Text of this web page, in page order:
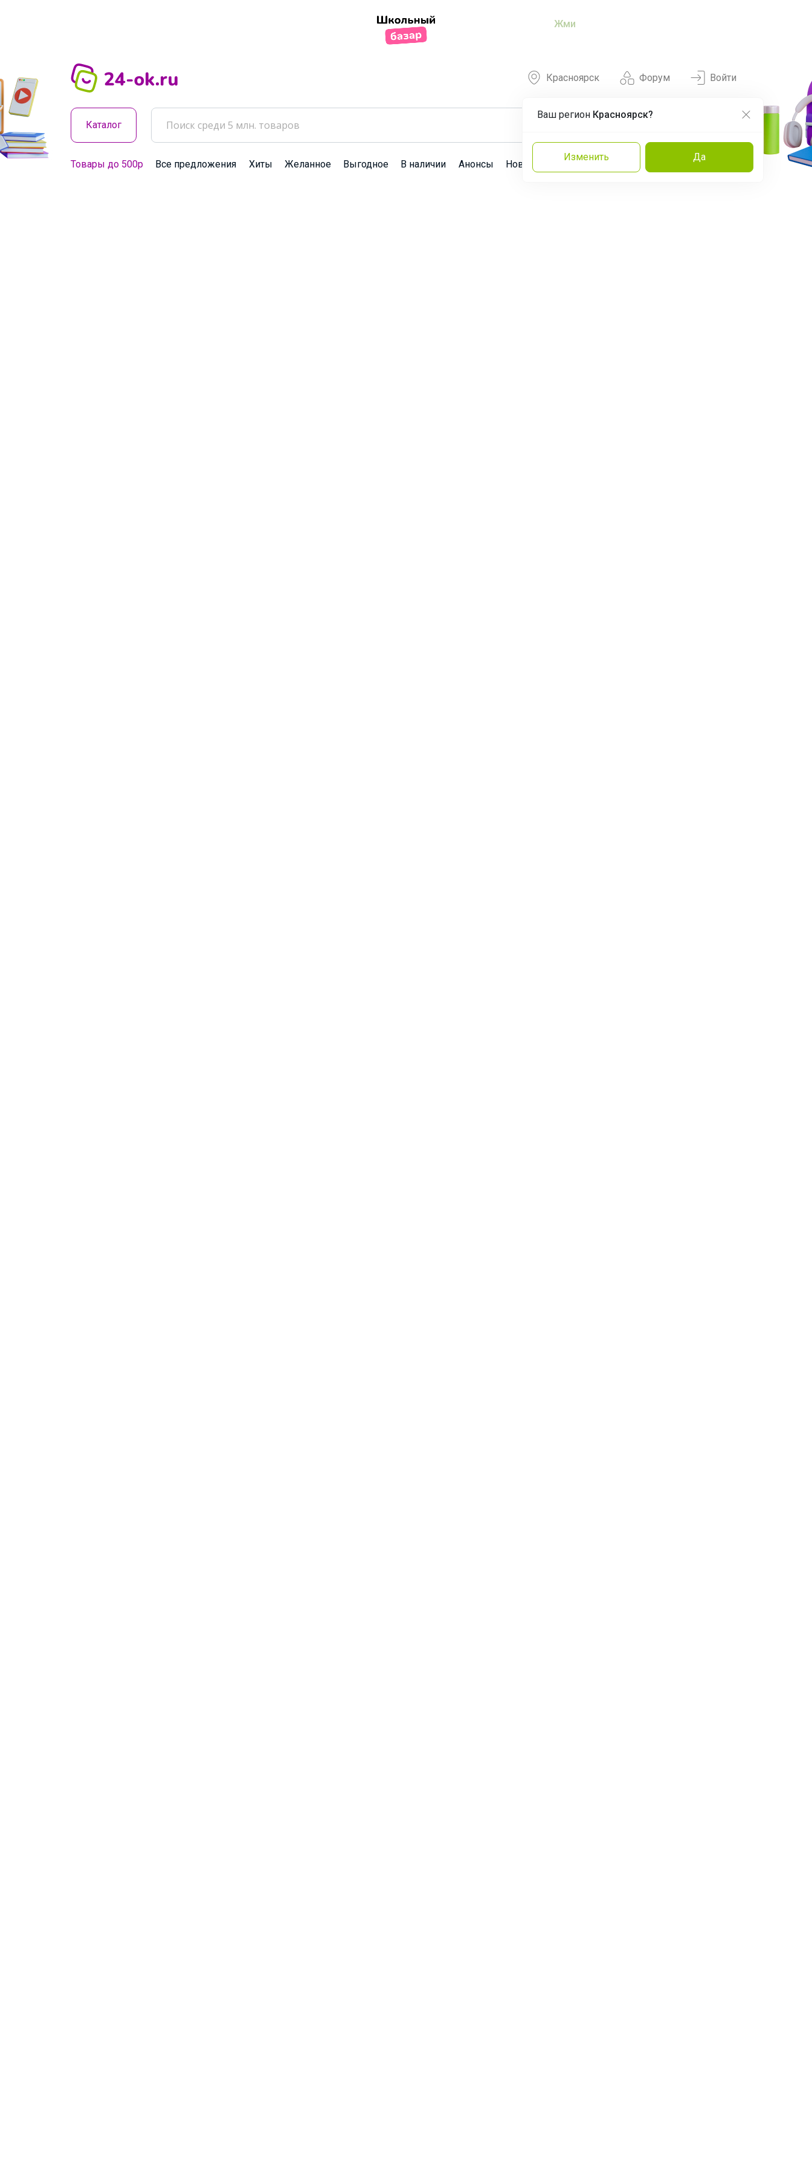
Жми
Форум
Красноярск
Ваш регион Красноярск?
Изменить Да
Войти
Каталог
Товары до 500р Все предложения Хиты Желанное Выгодное В наличии Анонсы Новости Команда Эксперты